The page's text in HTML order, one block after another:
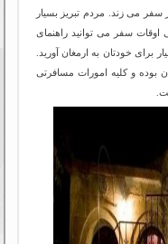
می زند. مردم تبریز بسیار
سفر می توانید راهنمای
برای خودتان به ارمغان آورید.
بوده و کلیه امورات مسافرتی